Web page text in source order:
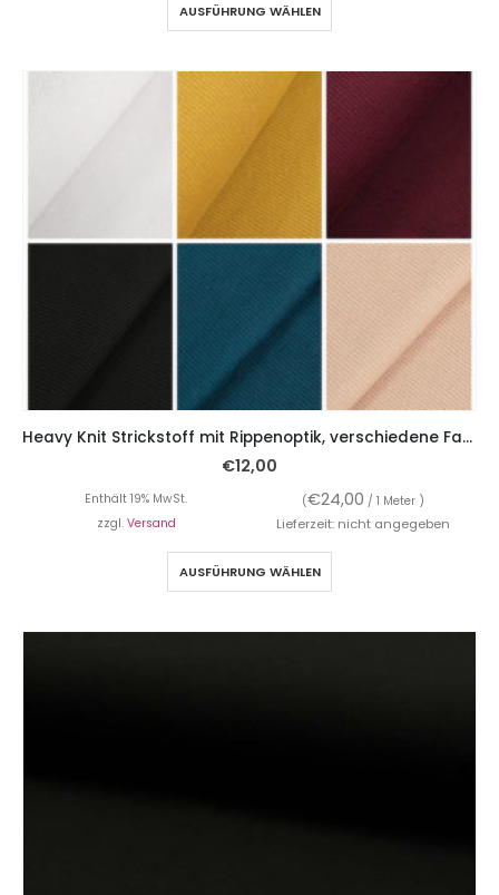
AUSFÜHRUNG WÄHLEN
Heavy Knit Strickstoff mit Rippenoptik, verschiedene Farben
€12,00
Enthält 19% MwSt. (€24,00 / 1 Meter )
zzgl. Versand Lieferzeit: nicht angegeben
AUSFÜHRUNG WÄHLEN